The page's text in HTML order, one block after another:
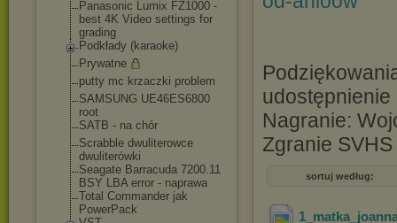
Panasonic Lumix FZ1000 -
best 4K Video settings for
grading
Podkłady (karaoke)
Prywatne
putty mc krzaczki problem
SAMSUNG UE46ES6800
root
SATB - na chór
Scrabble dwuliterowce
dwuliterówki
Seagate Barracuda 7200.11
BSY LBA error - naprawa
Total Commander jak
PowerPack
Nagranie:
Zgranie
sortuj według: